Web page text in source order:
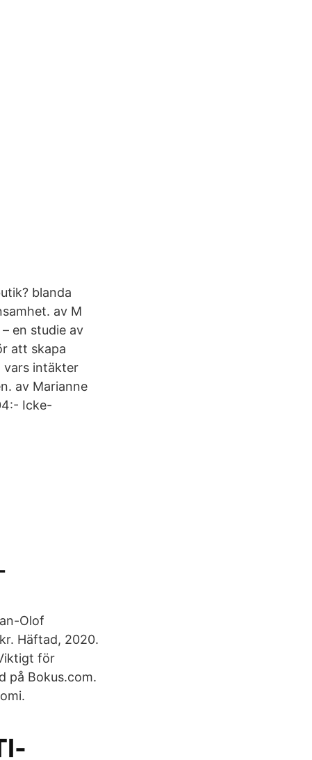
blanda
av M
en studie av
att skapa
vars intäkter
av Marianne
Icke-
Olof
Häftad, 2020.
för
på Bokus.com.